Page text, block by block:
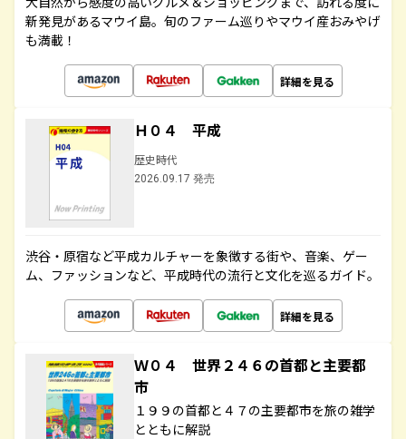
新発見があるマウイ島。旬のファーム巡りやマウイ産おみやげ
も満載！
詳細を見る
Ｈ０４ 平成
歴史時代
2026.09.17 発売
渋谷・原宿など平成カルチャーを象徴する街や、音楽、ゲー
ム、ファッションなど、平成時代の流行と文化を巡るガイド。
詳細を見る
Ｗ０４ 世界２４６の首都と主要都
市
１９９の首都と４７の主要都市を旅の雑学
とともに解説